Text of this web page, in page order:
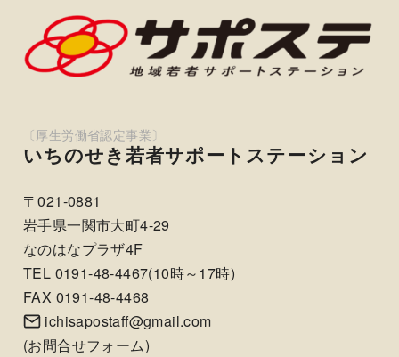
いちのせき若者サポートステーション
〒021-0881
岩手県一関市大町4-29
なのはなプラザ4F
TEL 0191-48-4467(10時～17時)
FAX 0191-48-4468
ichisapostaff@gmail.com
(お問合せフォーム)